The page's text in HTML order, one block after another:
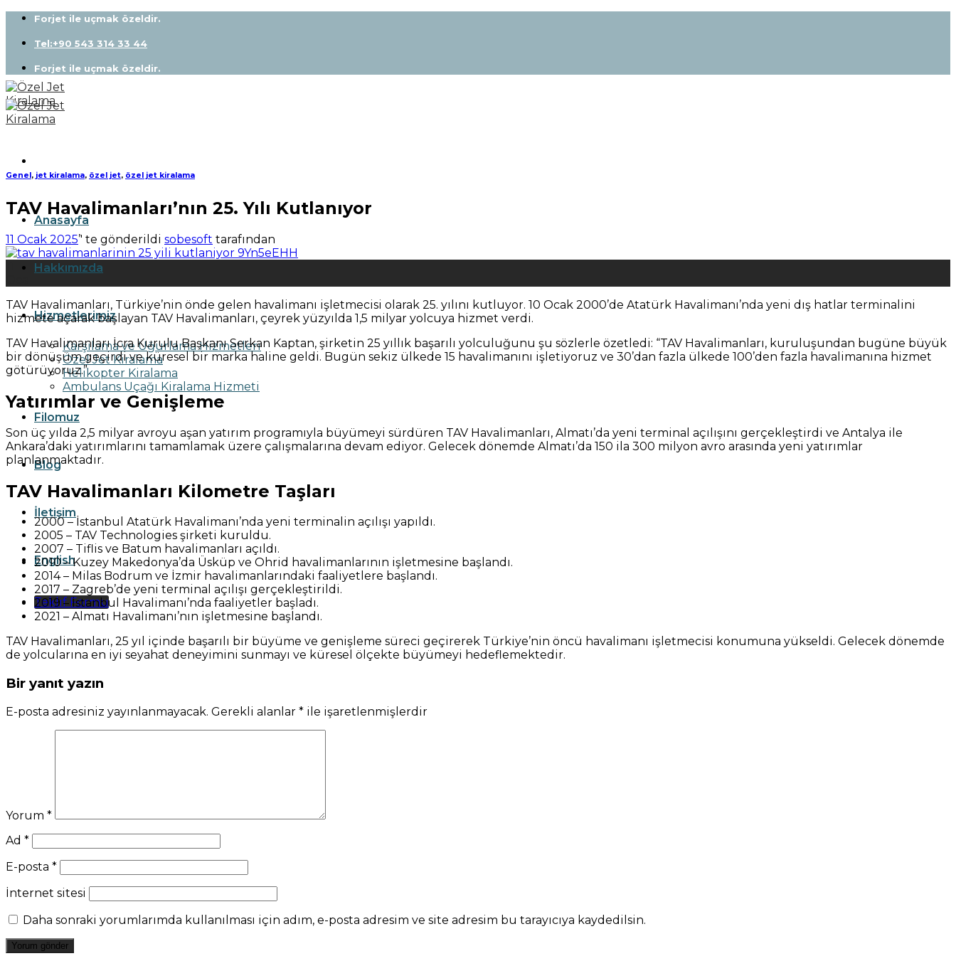
Skip
content
Forjet ile uçmak özeldir.
Tel:+90 543 314 33 44
Forjet ile uçmak özeldir.
Anasayfa
Hakkımızda
Hizmetlerimiz
Karşılama ve Uğurlama Hizmetleri
Özel Jet Kiralama
Helikopter Kiralama
Ambulans Uçağı Kiralama Hizmeti
Filomuz
Blog
İletişim
English
Teklif Formu
Genel, jet kiralama, özel jet, özel jet kiralama
TAV Havalimanları’nın 25. Yılı Kutlanıyor
11 Ocak 2025’' te gönderildi sobesoft tarafından
TAV Havalimanları, Türkiye’nin önde gelen havalimanı işletmecisi olarak 25. yılını kutluyor. 10 Ocak 2000’de Atatürk Havalimanı’nda yeni dış hatlar terminalini
hizmete açarak başlayan TAV Havalimanları, çeyrek yüzyılda 1,5 milyar yolcuya hizmet verdi.
TAV Havalimanları İcra Kurulu Başkanı Serkan Kaptan, şirketin 25 yıllık başarılı yolculuğunu şu sözlerle özetledi: “TAV Havalimanları, kuruluşundan bugüne büyük
bir dönüşüm geçirdi ve küresel bir marka haline geldi. Bugün sekiz ülkede 15 havalimanını işletiyoruz ve 30’dan fazla ülkede 100’den fazla havalimanına hizmet
götürüyoruz.”
Yatırımlar ve Genişleme
Son üç yılda 2,5 milyar avroyu aşan yatırım programıyla büyümeyi sürdüren TAV Havalimanları, Almatı’da yeni terminal açılışını gerçekleştirdi ve Antalya ile
Ankara’daki yatırımlarını tamamlamak üzere çalışmalarına devam ediyor. Gelecek dönemde Almatı’da 150 ila 300 milyon avro arasında yeni yatırımlar
planlanmaktadır.
TAV Havalimanları Kilometre Taşları
2000 – İstanbul Atatürk Havalimanı’nda yeni terminalin açılışı yapıldı.
2005 – TAV Technologies şirketi kuruldu.
2007 – Tiflis ve Batum havalimanları açıldı.
2010 – Kuzey Makedonya’da Üsküp ve Ohrid havalimanlarının işletmesine başlandı.
2014 – Milas Bodrum ve İzmir havalimanlarındaki faaliyetlere başlandı.
2017 – Zagreb’de yeni terminal açılışı gerçekleştirildi.
2019 – İstanbul Havalimanı’nda faaliyetler başladı.
2021 – Almatı Havalimanı’nın işletmesine başlandı.
TAV Havalimanları, 25 yıl içinde başarılı bir büyüme ve genişleme süreci geçirerek Türkiye’nin öncü havalimanı işletmecisi konumuna yükseldi. Gelecek dönemde
de yolcularına en iyi seyahat deneyimini sunmayı ve küresel ölçekte büyümeyi hedeflemektedir.
Bir yanıt yazın
E-posta adresiniz yayınlanmayacak. Gerekli alanlar * ile işaretlenmişlerdir
Yorum *
Ad *
E-posta *
İnternet sitesi
Daha sonraki yorumlarımda kullanılması için adım, e-posta adresim ve site adresim bu tarayıcıya kaydedilsin.